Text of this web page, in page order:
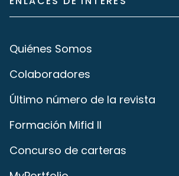
Quiénes Somos
Colaboradores
Último número de la revista
Formación Mifid II
Concurso de carteras